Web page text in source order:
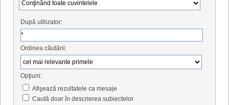
După utilizator:
Ordinea căutării:
Opţiuni:
Afişează rezultatele ca mesaje
Caută doar în descrierea subiectelor